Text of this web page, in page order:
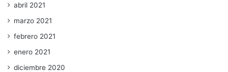
abril 2021
marzo 2021
febrero 2021
enero 2021
diciembre 2020